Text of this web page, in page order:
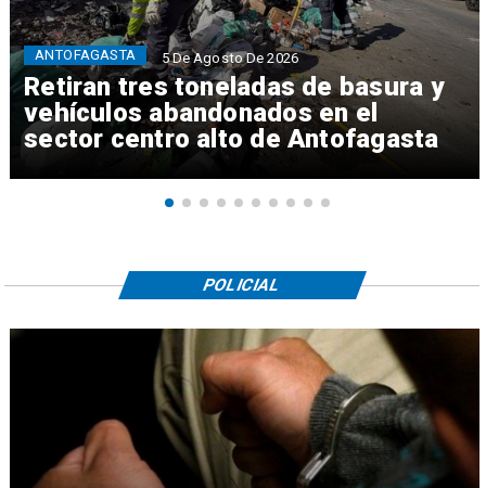
Retiran tres toneladas de basura y
vehículos abandonados en el
sector centro alto de Antofagasta
ANTOFAGASTA 5 De Agosto De 2026
POLICIAL